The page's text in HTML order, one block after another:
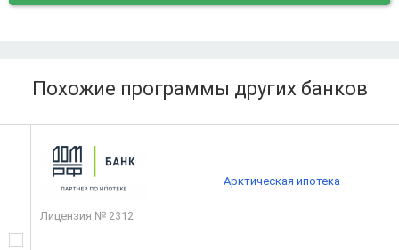
Похожие программы других банков
Лицензия № 2312
Арктическая ипотека